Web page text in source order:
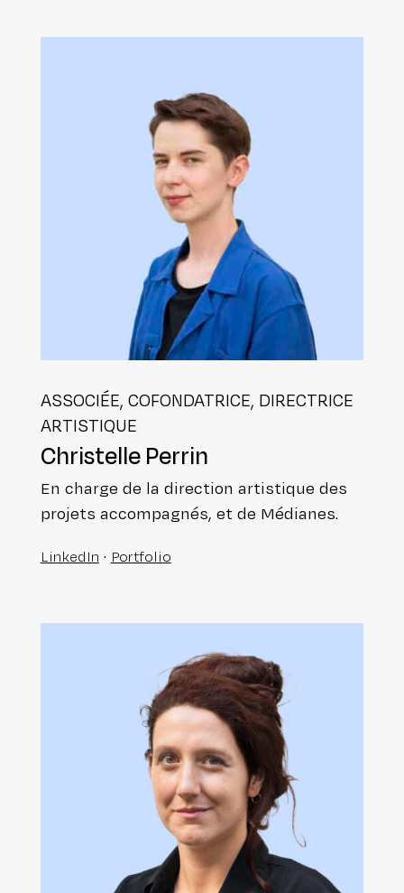
ASSOCIÉE, COFON­DA­TRICE, DIREC­TRICE
ARTISTIQUE
Chris­telle Perrin
En charge de la direction artis­tique des
projets accom­pa­gnés, et de Médianes.
LinkedIn · Portfolio